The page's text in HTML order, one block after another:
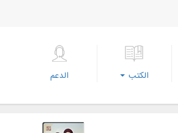
الكتب الدعم